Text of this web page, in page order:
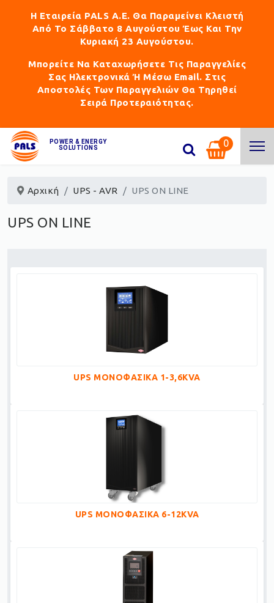
Η Εταιρεία PALS Α.Ε. Θα Παραμείνει Κλειστή
Από Το Σάββατο 8 Αυγούστου Έως Και Την
Κυριακή 23 Αυγούστου.
Μπορείτε Να Καταχωρήσετε Τις Παραγγελίες
Σας Ηλεκτρονικά Ή Μέσω Email. Στις
Αποστολές Των Παραγγελιών Θα Τηρηθεί
Σειρά Προτεραιότητας.
POWER & ENERGY
SOLUTIONS
0
Αρχική UPS - AVR UPS ON LINE
UPS ON LINE
UPS ΜΟΝΟΦΑΣΙΚΑ 1-3,6KVA
UPS ΜΟΝΟΦΑΣΙΚΑ 6-12KVA